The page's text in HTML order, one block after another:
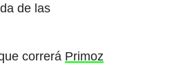
de las
correrá Primoz